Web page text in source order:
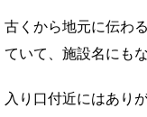
古くから地元に伝わ
ていて、施設名にも
入り口付近にはあり